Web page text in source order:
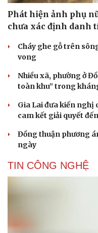
Phát hiện ảnh phụ
chưa xác định danh
Cháy ghe gỗ trên
vong
Nhiều xã, phường ở
toàn khu” trong
Gia Lai đưa kiến nghị
cam kết giải quyết
Đồng thuận phương
ngày
TIN CÔNG NGHỆ